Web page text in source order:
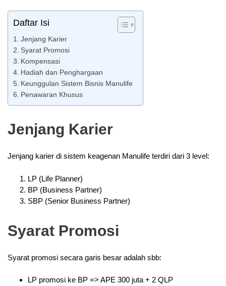
Daftar Isi
Jenjang Karier
Syarat Promosi
Kompensasi
Hadiah dan Penghargaan
Keunggulan Sistem Bisnis Manulife
Penawaran Khusus
Jenjang Karier
Jenjang karier di sistem keagenan Manulife terdiri dari 3 level:
LP (Life Planner)
BP (Business Partner)
SBP (Senior Business Partner)
Syarat Promosi
Syarat promosi secara garis besar adalah sbb:
LP promosi ke BP => APE 300 juta + 2 QLP